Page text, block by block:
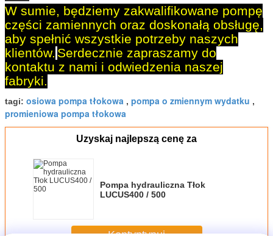
W sumie, będziemy zakwalifikowane pompę
części zamiennych oraz doskonałą obsługę,
aby spełnić wszystkie potrzeby naszych
klientów. Serdecznie zapraszamy do
kontaktu z nami i odwiedzenia naszej
fabryki.
tagi: osiowa pompa tłokowa , pompa o zmiennym wydatku ,
promieniowa pompa tłokowa
Uzyskaj najlepszą cenę za
Pompa hydrauliczna Tłok
LUCUS400 / 500